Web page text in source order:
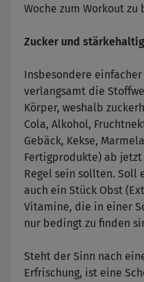
Woche zum Workout zu
Zucker und
Insbesondere
verlangsamt die
Körper, weshalb
Cola, Alkohol,
Gebäck, Kekse,
Fertigprodukte) ab
Regel sein sollten. Soll
auch ein Stück Obst
Vitamine, die in einer
nur bedingt zu finden
Steht der Sinn nach
Erfrischung, ist eine